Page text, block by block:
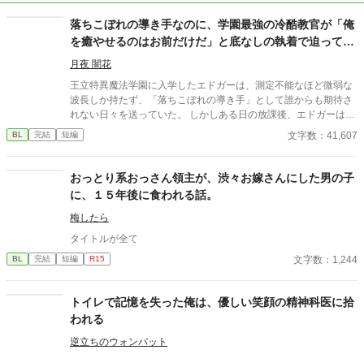
落ちこぼれの導き手なのに、学園最強の冷酷教官が「俺
を癒やせるのはお前だけだ」と底なしの執着で迫ってき
ます
月夜 闇花
王立特異魔法学園に入学したエドガーは、測定不能なほど微弱な
波長しか持たず、「落ちこぼれの導き手」として誰からも期待さ
れない日々を送っていた。 しかしある日の放課後、エドガーは学
園で最も恐れられる最強の戦闘魔術教官、レオン・ヴァレンタイ
ンの秘密を知ってしまう。 強大すぎる魔力ゆえに、五感が暴走す
底知れぬ静かな波長は、世界で唯一、彼の苦痛を完全に溶かすこ
とができるものだった。 「お前は、俺の専属の導き手になるん
だ」 痛みを癒やしたことで、冷酷なはずの最強教官から底なしの
執着と溺愛を向けられるようになり――！？ 孤独な二人の魂が共
鳴する、極上の救済と溺愛の学園ファンタジー。 ※センチネルバ
ースをベースにした独自設定（特異覚醒者×導き手）です。
BL 完結 短編 文字数：41,607
おっとり系おっさん領主が、渋々お嫁さんにした男の子
に、１５年後に食われる話。
梅したら
タイトルが全て
BL 完結 短編 R15 文字数：1,244
トイレで記憶を失った俺は、優しい笑顔の精神科医に拾
われる
逆立ちのウォンバット